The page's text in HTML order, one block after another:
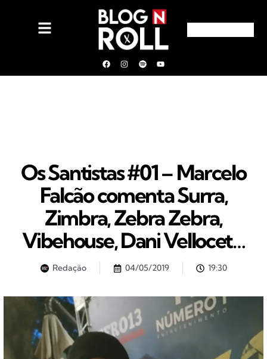
Os Santistas #01 – Marcelo
Falcão comenta Surra,
Zimbra, Zebra Zebra,
Vibehouse, Dani Vellocet…
Redação 04/05/2019 19:30